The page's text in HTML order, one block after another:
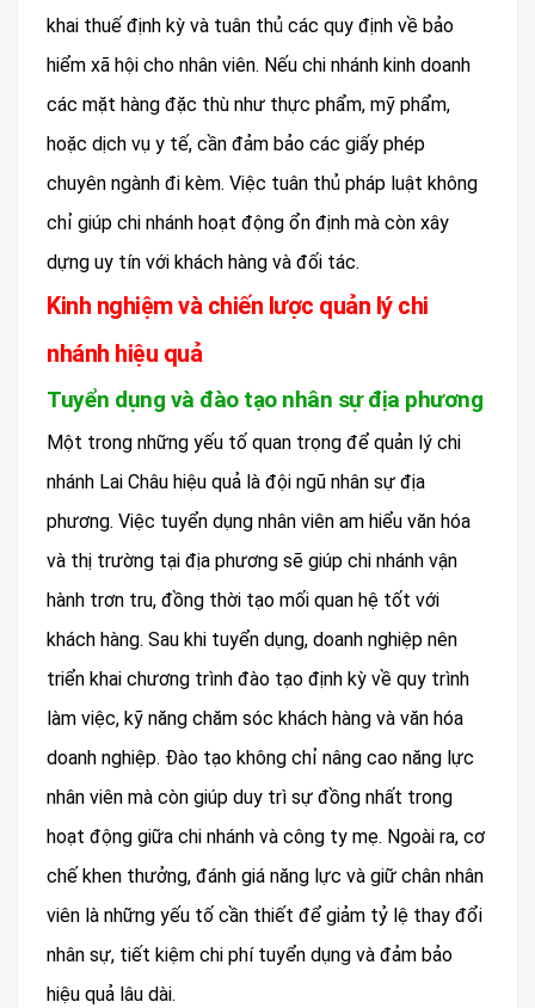
khai thuế định kỳ và tuân thủ các quy định về bảo
hiểm xã hội cho nhân viên. Nếu chi nhánh kinh doanh
các mặt hàng đặc thù như thực phẩm, mỹ phẩm,
hoặc dịch vụ y tế, cần đảm bảo các giấy phép
chuyên ngành đi kèm. Việc tuân thủ pháp luật không
chỉ giúp chi nhánh hoạt động ổn định mà còn xây
dựng uy tín với khách hàng và đối tác.
Kinh nghiệm và chiến lược quản lý chi
nhánh hiệu quả
Tuyển dụng và đào tạo nhân sự địa phương
Một trong những yếu tố quan trọng để quản lý chi
nhánh Lai Châu hiệu quả là đội ngũ nhân sự địa
phương. Việc tuyển dụng nhân viên am hiểu văn hóa
và thị trường tại địa phương sẽ giúp chi nhánh vận
hành trơn tru, đồng thời tạo mối quan hệ tốt với
khách hàng. Sau khi tuyển dụng, doanh nghiệp nên
triển khai chương trình đào tạo định kỳ về quy trình
làm việc, kỹ năng chăm sóc khách hàng và văn hóa
doanh nghiệp. Đào tạo không chỉ nâng cao năng lực
nhân viên mà còn giúp duy trì sự đồng nhất trong
hoạt động giữa chi nhánh và công ty mẹ. Ngoài ra, cơ
chế khen thưởng, đánh giá năng lực và giữ chân nhân
viên là những yếu tố cần thiết để giảm tỷ lệ thay đổi
nhân sự, tiết kiệm chi phí tuyển dụng và đảm bảo
hiệu quả lâu dài.